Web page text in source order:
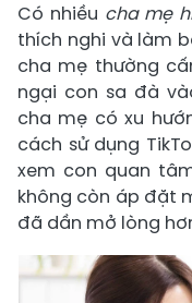
Có nhiều cha mẹ
thích nghi và làm
cha mẹ thường
ngại con sa đà
cha mẹ có xu
cách sử dụng
xem con quan
không còn áp đặt
đã dần mở lòng